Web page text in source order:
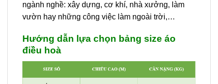
ngành nghề: xây dựng, cơ khí, nhà xưởng, làm
vườn hay những công việc làm ngoài trời,…
Hướng dẫn lựa chọn bảng size áo
điều hoà